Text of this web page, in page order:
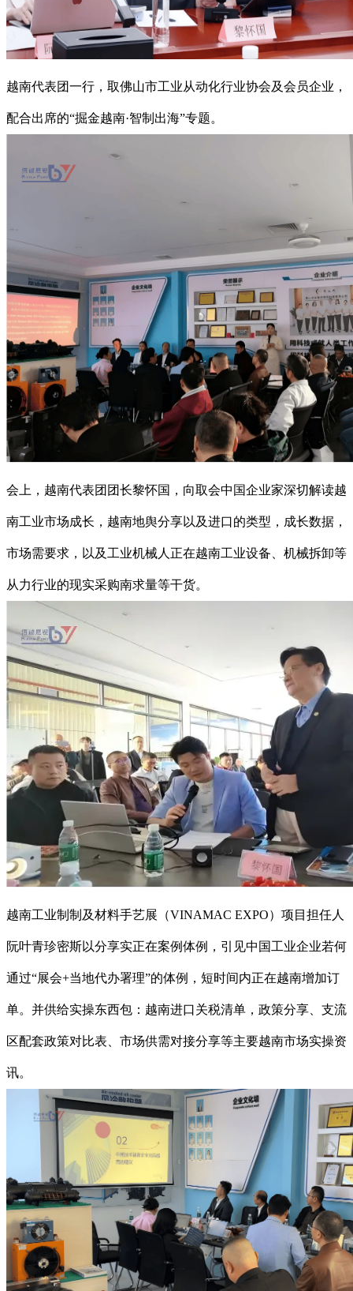
越南代表团一行，取佛山市工业从动化行业协会及会员企业，
配合出席的“掘金越南·智制出海”专题。
会上，越南代表团团长黎怀国，向取会中国企业家深切解读越
南工业市场成长，越南地舆分享以及进口的类型，成长数据，
市场需要求，以及工业机械人正在越南工业设备、机械拆卸等
从力行业的现实采购南求量等干货。
越南工业制制及材料手艺展（VINAMAC EXPO）项目担任人
阮叶青珍密斯以分享实正在案例体例，引见中国工业企业若何
通过“展会+当地代办署理”的体例，短时间内正在越南增加订
单。并供给实操东西包：越南进口关税清单，政策分享、支流
区配套政策对比表、市场供需对接分享等主要越南市场实操资
讯。